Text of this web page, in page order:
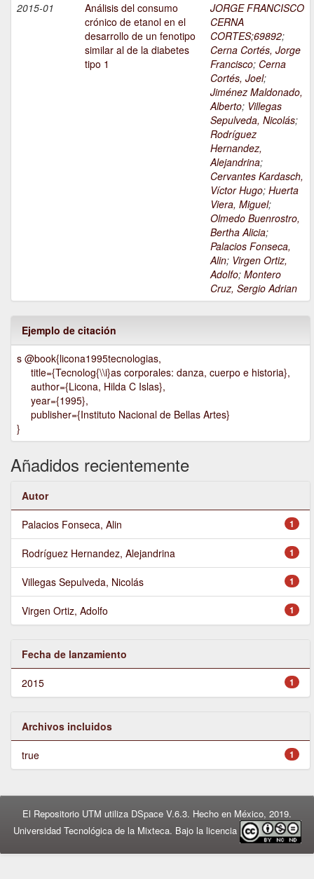
2015-01
Análisis del consumo
crónico de etanol en el
desarrollo de un fenotipo
similar al de la diabetes
tipo 1
JORGE FRANCISCO
CERNA
CORTES;69892;
Cerna Cortés, Jorge
Francisco; Cerna
Cortés, Joel;
Jiménez Maldonado,
Alberto; Villegas
Sepulveda, Nicolás;
Rodríguez
Hernandez,
Alejandrina;
Cervantes Kardasch,
Víctor Hugo; Huerta
Viera, Miguel;
Olmedo Buenrostro,
Bertha Alicia;
Palacios Fonseca,
Alin; Virgen Ortiz,
Adolfo; Montero
Cruz, Sergio Adrian
Ejemplo de citación
s @book{licona1995tecnologias,
title={Tecnolog{\\i}as corporales: danza, cuerpo e historia},
author={Licona, Hilda C Islas},
year={1995},
publisher={Instituto Nacional de Bellas Artes}
}
Añadidos recientemente
Autor
1
Palacios Fonseca, Alin
1
Rodríguez Hernandez, Alejandrina
1
Villegas Sepulveda, Nicolás
1
Virgen Ortiz, Adolfo
Fecha de lanzamiento
1
2015
Archivos incluidos
1
true
El Repositorio UTM utiliza DSpace V.6.3. Hecho en México, 2019.
Universidad Tecnológica de la Mixteca. Bajo la licencia